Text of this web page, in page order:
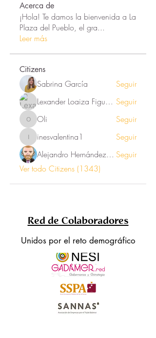
Acerca de
¡Hola! Te damos la bienvenida a La
Plaza del Pueblo, el gra...
Leer más
Citizens
Sabrina García
Seguir
Lexander Loaiza Figueroa Seguir
Oli Oli Seguir
inesvalentina1
inesvalentina1
Seguir
Alejandro Hernández Renner Seguir
Ver todo Citizens (1343)
Red de Colaboradores
Unidos por el reto demográfico